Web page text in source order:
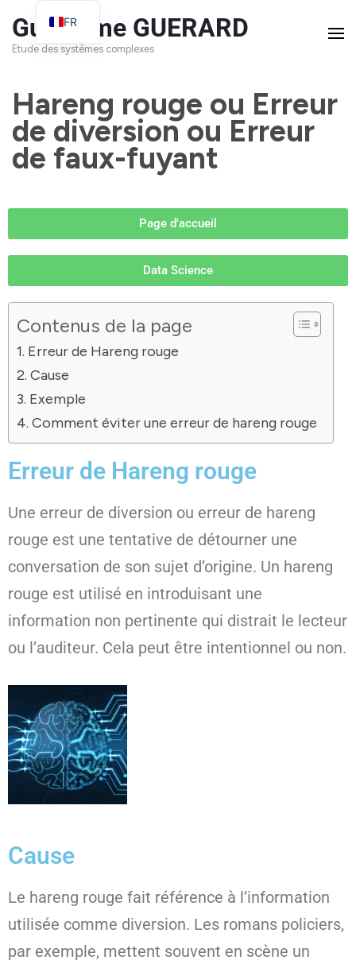
Guillaume GUERARD
Etude des systèmes complexes
Hareng rouge ou Erreur
de diversion ou Erreur
de faux-fuyant
Page d'accueil
Data Science
Contenus de la page
Erreur de Hareng rouge
Cause
Exemple
Comment éviter une erreur de hareng rouge
Erreur de Hareng rouge
Une erreur de diversion ou erreur de hareng
rouge est une tentative de détourner une
conversation de son sujet d’origine. Un hareng
rouge est utilisé en introduisant une
information non pertinente qui distrait le lecteur
ou l’auditeur. Cela peut être intentionnel ou non.
Cause
Le hareng rouge fait référence à l’information
utilisée comme diversion. Les romans policiers,
par exemple, mettent souvent en scène un
FR
EN